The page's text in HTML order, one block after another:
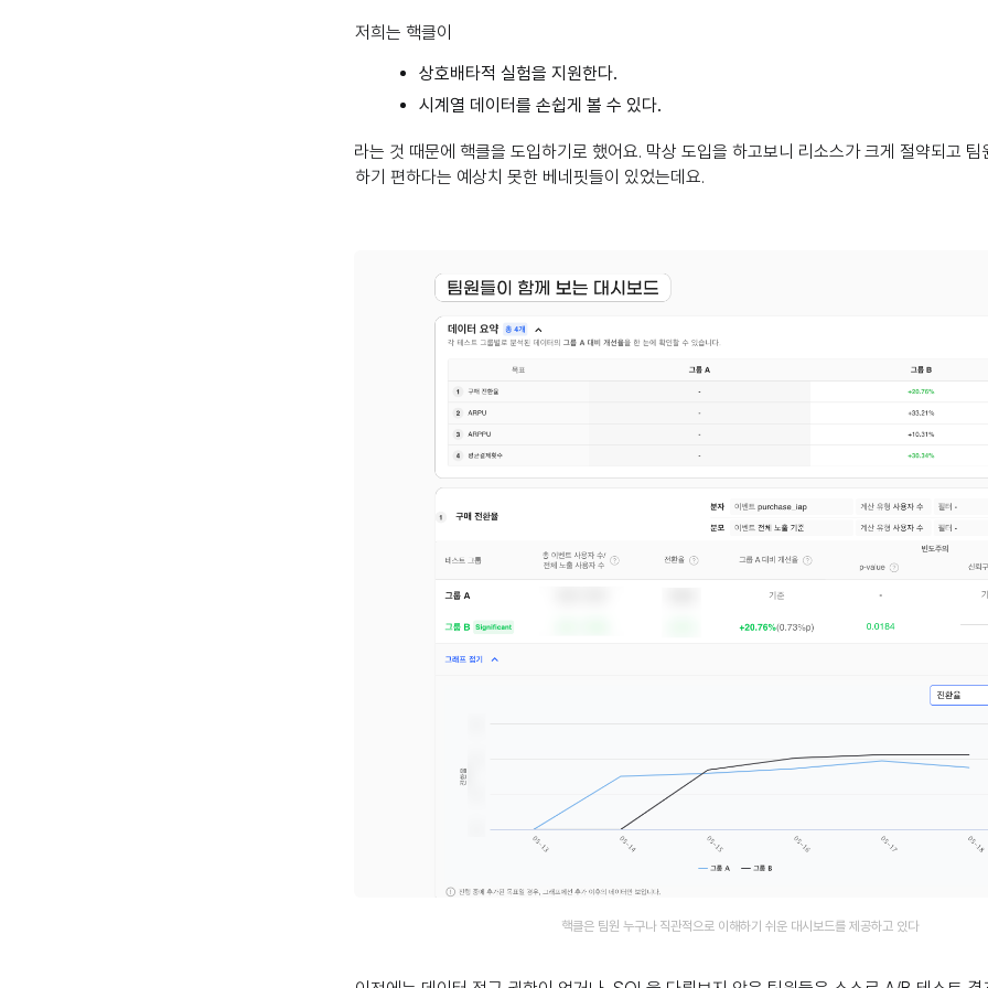
저희는 핵클이
상호배타적 실험을 지원한다.
시계열 데이터를 손쉽게 볼 수 있다.
라는 것 때문에 핵클을 도입하기로 했어요. 막상 도입을 하고보니 리소스가 크게 절약되고 팀
하기 편하다는 예상치 못한 베네핏들이 있었는데요.
핵클은 팀원 누구나 직관적으로 이해하기 쉬운 대시보드를 제공하고 있다